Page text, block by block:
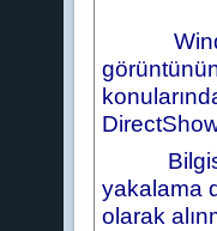
yakalama
olarak